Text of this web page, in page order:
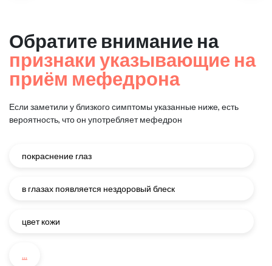
Обратите внимание на
признаки указывающие на
приём мефедрона
Если заметили у близкого симптомы указанные ниже, есть
вероятность, что он употребляет мефедрон
покраснение глаз
в глазах появляется нездоровый блеск
цвет кожи
...